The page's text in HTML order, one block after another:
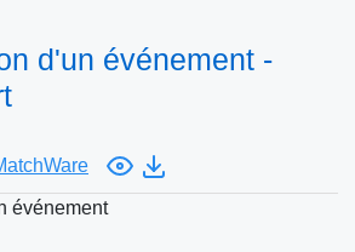
d'un événement -
événement